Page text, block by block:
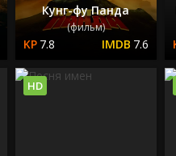
Кунг-фу Панда
(фильм)
7.8 7.6
HD